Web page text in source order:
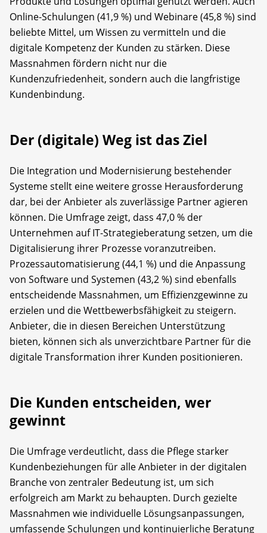
Online-Schulungen (41,9 %) und Webinare (45,8 %) sind
beliebte Mittel, um Wissen zu vermitteln und die
digitale Kompetenz der Kunden zu stärken. Diese
Massnahmen fördern nicht nur die
Kundenzufriedenheit, sondern auch die langfristige
Kundenbindung.
Der (digitale) Weg ist das Ziel
Die Integration und Modernisierung bestehender
Systeme stellt eine weitere grosse Herausforderung
dar, bei der Anbieter als zuverlässige Partner agieren
können. Die Umfrage zeigt, dass 47,0 % der
Unternehmen auf IT-Strategieberatung setzen, um die
Digitalisierung ihrer Prozesse voranzutreiben.
Prozessautomatisierung (44,1 %) und die Anpassung
von Software und Systemen (43,2 %) sind ebenfalls
entscheidende Massnahmen, um Effizienzgewinne zu
erzielen und die Wettbewerbsfähigkeit zu steigern.
Anbieter, die in diesen Bereichen Unterstützung
bieten, können sich als unverzichtbare Partner für die
digitale Transformation ihrer Kunden positionieren.
Die Kunden entscheiden, wer
gewinnt
Die Umfrage verdeutlicht, dass die Pflege starker
Kundenbeziehungen für alle Anbieter in der digitalen
Branche von zentraler Bedeutung ist, um sich
erfolgreich am Markt zu behaupten. Durch gezielte
Massnahmen wie individuelle Lösungsanpassungen,
umfassende Schulungen und kontinuierliche Beratung